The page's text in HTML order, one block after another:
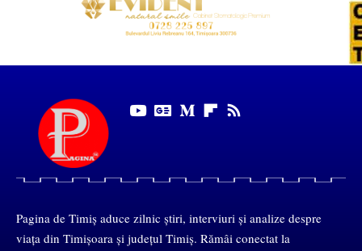
Pagina de Timiș aduce zilnic știri, interviuri și analize despre
viața din Timișoara și județul Timiș. Rămâi conectat la